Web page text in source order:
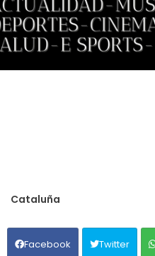
Cataluña
Facebook Twitter